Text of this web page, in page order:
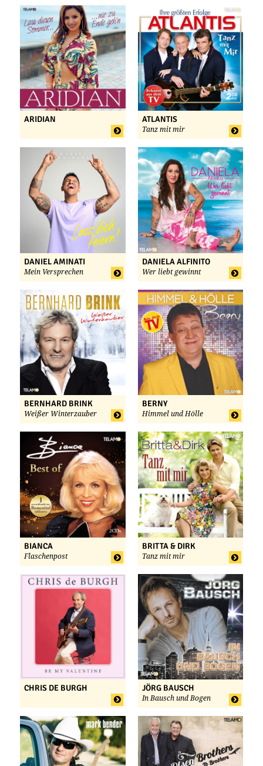
ARIDIAN ATLANTIS
Tanz mit mir
DANIEL AMINATI
Mein Versprechen
DANIELA ALFINITO
Wer liebt gewinnt
BERNHARD BRINK
Weißer Winterzauber
BERNY
Himmel und Hölle
BIANCA
Flaschenpost
BRITTA & DIRK
Tanz mit mir
CHRIS DE BURGH JÖRG BAUSCH
In Bausch und Bogen